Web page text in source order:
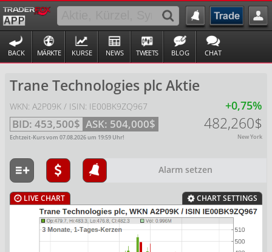
BACK MÄRKTE KURSE NEWS TWEETS BLOG CHAT
Trane Technologies plc Aktie
WKN: A2P09K / ISIN: IE00BK9ZQ967
BID:453,500$ ASK: 504,000$
Echtzeit-Kurs vom 07.08.2026um 19:59 Uhr!
+0,75%
482,260$
New York
Alarm setzen
LIVE CHART CHART SETTINGS